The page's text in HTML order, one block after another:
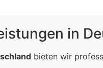
in
bieten wir